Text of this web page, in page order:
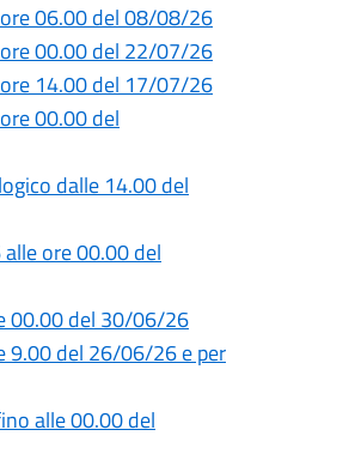
06.00 del 08/08/26
00.00 del 22/07/26
14.00 del 17/07/26
00.00 del
dalle 14.00 del
ore 00.00 del
00.00 del 30/06/26
9.00 del 26/06/26 e per
alle 00.00 del